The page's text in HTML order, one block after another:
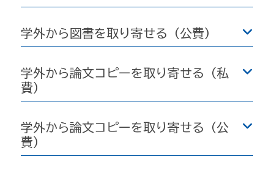
学外から図書を取り寄せる（公費）
学外から論文コピーを取り寄せる（私
費）
学外から論文コピーを取り寄せる（公
費）